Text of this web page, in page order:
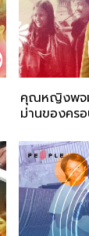
คุณหญิงพจ
ม่านของคร